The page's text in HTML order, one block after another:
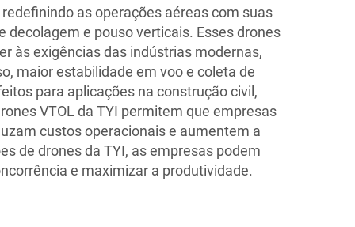
as operações aéreas com suas
decolagem e pouso verticais. Esses drones
às exigências das indústrias modernas,
maior estabilidade em voo e coleta de
para aplicações na construção civil,
VTOL da TYI permitem que empresas
custos operacionais e aumentem a
de drones da TYI, as empresas podem
e maximizar a produtividade.